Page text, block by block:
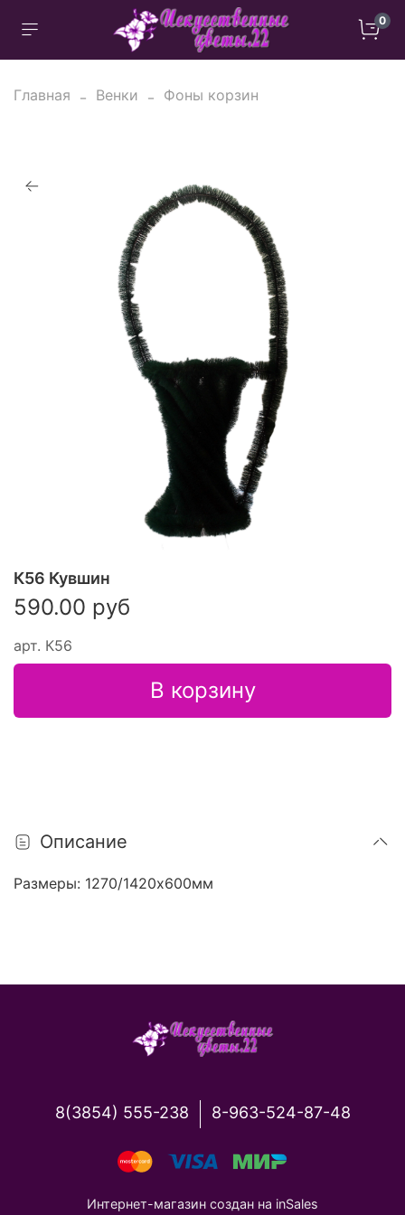
0
Главная Венки Фоны корзин
арт. К56
К56 Кувшин
590.00 руб
В корзину
Описание
Размеры: 1270/1420х600мм
8(3854) 555-238 8-963-524-87-48
Интернет-магазин создан на inSales